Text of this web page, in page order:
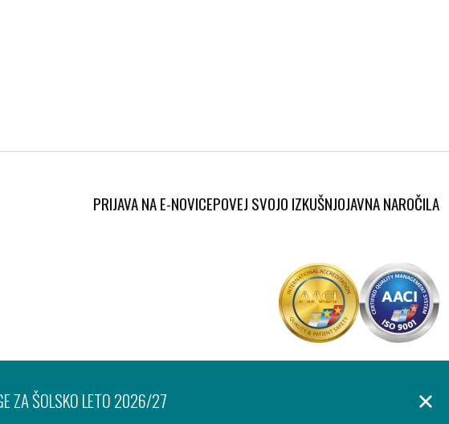
PRIJAVA NA E-NOVICEPOVEJ SVOJO IZKUŠNJOJAVNA NAROČILA
ZA ŠOLSKO LETO 2026/27